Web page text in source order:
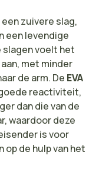
zuivere slag,
een levendige
voelt het
met minder
de arm. De EVA
reactiviteit,
dan die van de
waardoor deze
is voor
op de hulp van het